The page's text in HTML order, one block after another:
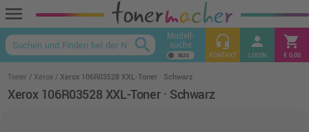
menu
keyboard_arrow_up
search Modell-
suche headset_mic
KONTAKT
person
LOGIN
shopping_cart
€ 0,00
Toner Xerox Xerox 106R03528 XXL-Toner · Schwarz
Xerox 106R03528 XXL-Toner · Schwarz